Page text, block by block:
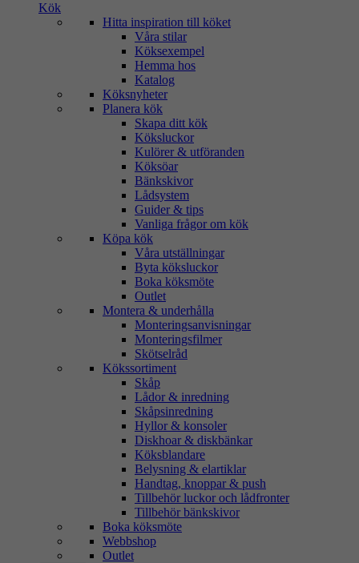
Kök
Hitta inspiration till köket
Våra stilar
Köksexempel
Hemma hos
Katalog
Köksnyheter
Planera kök
Skapa ditt kök
Köksluckor
Kulörer & utföranden
Köksöar
Bänkskivor
Lådsystem
Guider & tips
Vanliga frågor om kök
Köpa kök
Våra utställningar
Byta köksluckor
Boka köksmöte
Outlet
Montera & underhålla
Monteringsanvisningar
Monteringsfilmer
Skötselråd
Kökssortiment
Skåp
Lådor & inredning
Skåpsinredning
Hyllor & konsoler
Diskhoar & diskbänkar
Köksblandare
Belysning & elartiklar
Handtag, knoppar & push
Tillbehör luckor och lådfronter
Tillbehör bänkskivor
Boka köksmöte
Webbshop
Outlet